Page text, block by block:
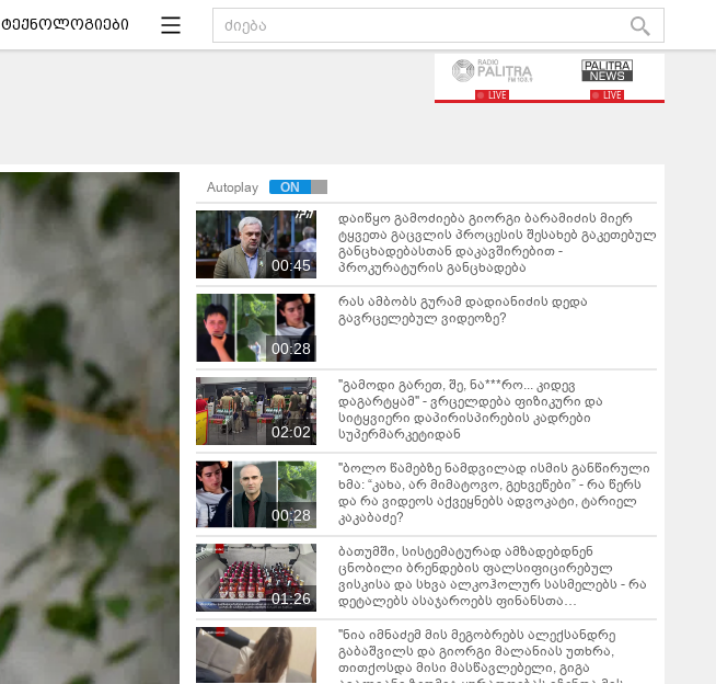
ტექნოლოგიები
LIVE LIVE
Autoplay
00:45
დაიწყო გამოძიება გიორგი ბარამიძის მიერ
ტყვეთა გაცვლის პროცესის შესახებ გაკეთებულ
განცხადებასთან დაკავშირებით -
პროკურატურის განცხადება
00:28
რას ამბობს გურამ დადიანიძის დედა
გავრცელებულ ვიდეოზე?
02:02
"გამოდი გარეთ, შე, ნა***რო... კიდევ
დაგარტყამ" - ვრცელდება ფიზიკური და
სიტყვიერი დაპირისპირების კადრები
სუპერმარკეტიდან
00:28
"ბოლო წამებზე ნამდვილად ისმის განწირული
ხმა: “კახა, არ მიმატოვო, გეხვეწები” - რა წერს
და რა ვიდეოს აქვეყნებს ადვოკატი, ტარიელ
კაკაბაძე?
01:26
ბათუმში, სისტემატურად ამზადებდნენ
ცნობილი ბრენდების ფალსიფიცირებულ
ვისკისა და სხვა ალკოჰოლურ სასმელებს - რა
დეტალებს ასაჯაროებს ფინანსთა
სამინისტროს საგამოძიებო სამსახური?
"ნია იმნაძემ მის მეგობრებს ალექსანდრე
გაბაშვილს და გიორგი მალანიას უთხრა,
თითქოსდა მისი მასწავლებელი, გიგა